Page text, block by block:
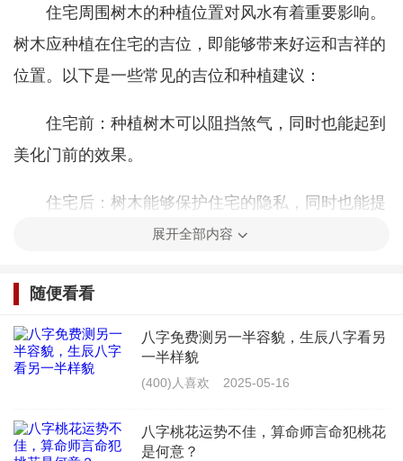
住宅周围树木的种植位置对风水有着重要影响。
树木应种植在住宅的吉位，即能够带来好运和吉祥的
位置。以下是一些常见的吉位和种植建议：
住宅前：种植树木可以阻挡煞气，同时也能起到
美化门前的效果。
住宅后：树木能够保护住宅的隐私，同时也能提
住宅左右两侧：种植树木可以平衡住宅的左右气
树木的种类与风水意义
见树木的风水解析：
展开全部内容
随便看看
八字免费测另一半容貌，生辰八字看另
一半样貌
(400)人喜欢 2025-05-16
八字桃花运势不佳，算命师言命犯桃花
是何意？